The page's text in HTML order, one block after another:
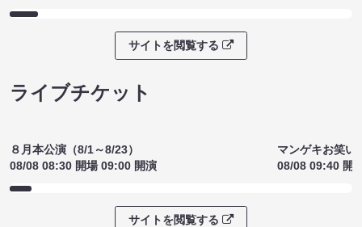
サイトを閲覧する
ライブチケット
８月本公演（8/1～8/23）
08/08 08:30 開場 09:00 開演
マンゲキお笑い
08/08 09:40 開
サイトを閲覧する